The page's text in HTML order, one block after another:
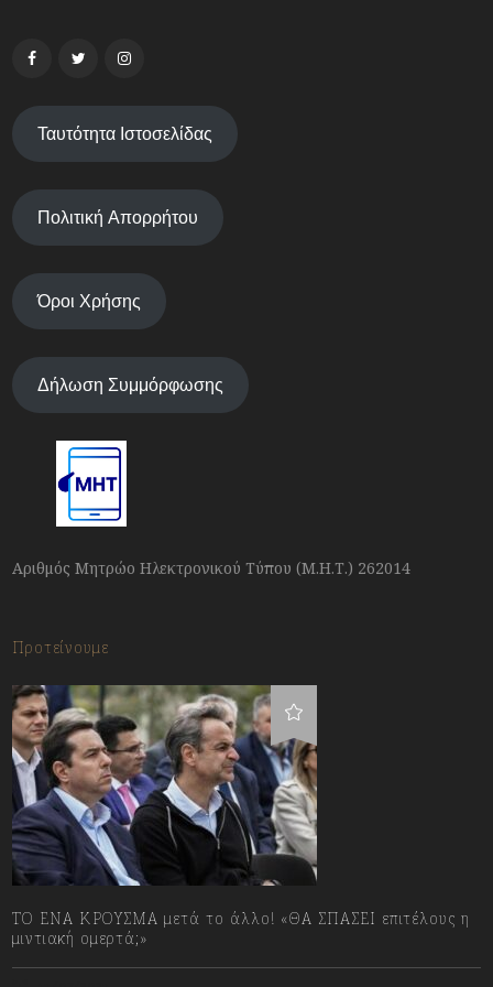
Ταυτότητα Ιστοσελίδας
Πολιτική Απορρήτου
Όροι Χρήσης
Δήλωση Συμμόρφωσης
Αριθμός Μητρώο Ηλεκτρονικού Τύπου (Μ.Η.Τ.) 262014
Προτείνουμε
ΤΟ ΕΝΑ ΚΡΟΥΣΜΑ μετά το άλλο! «ΘΑ ΣΠΑΣΕΙ επιτέλους η
μιντιακή ομερτά;»